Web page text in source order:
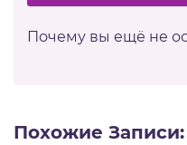
Почему вы ещё не
Похожие Записи: